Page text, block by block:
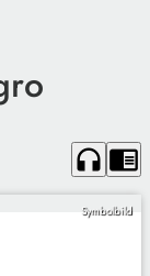
headphones chrome_reader_mode
Symbolbild